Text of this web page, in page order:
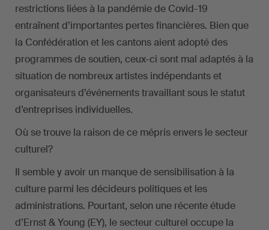
restrictions liées à la pandémie de Covid-19
entraînent d’importantes pertes financières. Bien que
la Confédération et les cantons aient adopté des
programmes de soutien, ceux-ci sont mal adaptés à la
situation de nombreux artistes indépendants et
organisateurs d’événements travaillant sous le statut
d’entreprises individuelles.
Où se trouve la raison de ce mépris envers le secteur
culturel?
Il semble y avoir un manque de sensibilisation à la
culture parmi les décideurs politiques et les
administrations. Pourtant, selon une récente étude
d’Ernst & Young (EY), le secteur culturel occupe la